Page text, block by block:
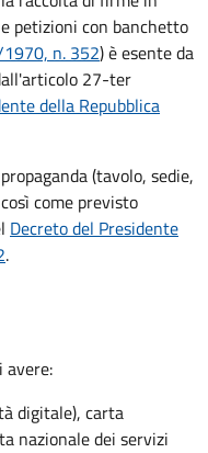
petizioni con banchetto
n. 352) è esente da
27-ter
della Repubblica
(tavolo, sedie,
come previsto
Decreto del Presidente
.
avere:
digitale), carta
nazionale dei servizi